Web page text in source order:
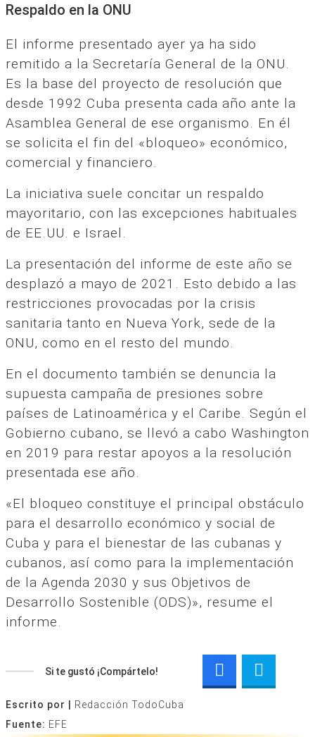
Respaldo en la ONU
El informe presentado ayer ya ha sido
remitido a la Secretaría General de la ONU.
Es la base del proyecto de resolución que
desde 1992 Cuba presenta cada año ante la
Asamblea General de ese organismo. En él
se solicita el fin del «bloqueo» económico,
comercial y financiero.
La iniciativa suele concitar un respaldo
mayoritario, con las excepciones habituales
de EE.UU. e Israel.
La presentación del informe de este año se
desplazó a mayo de 2021. Esto debido a las
restricciones provocadas por la crisis
sanitaria tanto en Nueva York, sede de la
ONU, como en el resto del mundo.
En el documento también se denuncia la
supuesta campaña de presiones sobre
países de Latinoamérica y el Caribe. Según el
Gobierno cubano, se llevó a cabo Washington
en 2019 para restar apoyos a la resolución
presentada ese año.
«El bloqueo constituye el principal obstáculo
para el desarrollo económico y social de
Cuba y para el bienestar de las cubanas y
cubanos, así como para la implementación
de la Agenda 2030 y sus Objetivos de
Desarrollo Sostenible (ODS)», resume el
informe.
Si te gustó ¡Compártelo!
Escrito por |
Redacción TodoCuba
Fuente: EFE